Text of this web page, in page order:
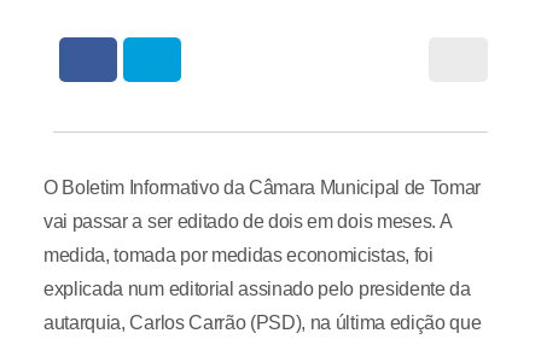
O Boletim Informativo da Câmara Municipal de Tomar
vai passar a ser editado de dois em dois meses. A
medida, tomada por medidas economicistas, foi
explicada num editorial assinado pelo presidente da
autarquia, Carlos Carrão (PSD), na última edição que